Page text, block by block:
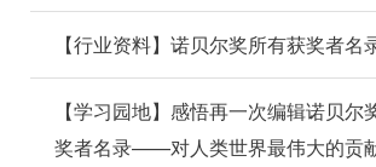
【行业资料】诺贝尔奖所有获奖者名
【学习园地】感悟再一次编辑诺贝尔
奖者名录——对人类世界最伟大的贡